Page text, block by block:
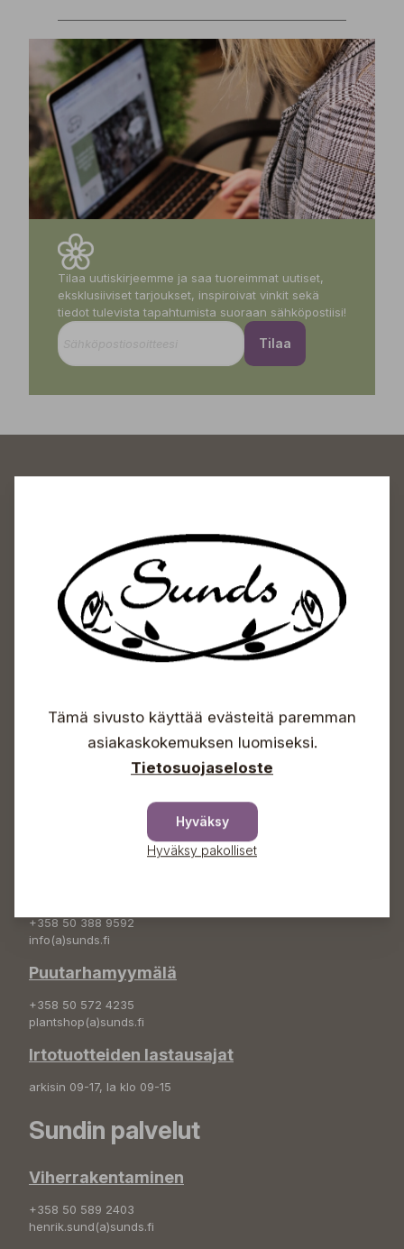
Tilaa uutiskirjeemme ja saa tuoreimmat uutiset,
eksklusiiviset tarjoukset, inspiroivat vinkit sekä
tiedot tulevista tapahtumista suoraan sähköpostiisi!
Tilaa
Sundin Puutarhakeskus
Avoinna
Arkisin 09-18
Lauantaisin 09-16
Info & vaihde
+358 50 388 9592
+358 50 388 9592
info(a)sunds.fi
Puutarhamyymälä
+358 50 572 4235
plantshop(a)sunds.fi
Irtotuotteiden lastausajat
arkisin 09-17, la klo 09-15
Sundin palvelut
Viherrakentaminen
+358 50 589 2403
henrik.sund(a)sunds.fi
Tämä sivusto käyttää evästeitä paremman
asiakaskokemuksen luomiseksi.
Tietosuojaseloste
Hyväksy
Hyväksy pakolliset